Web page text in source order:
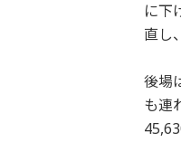
に下
直し
後場
も連